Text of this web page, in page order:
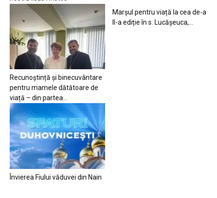
Recunoștință și binecuvântare
pentru mamele dătătoare de
viață – din partea...
Marșul pentru viață la cea de-a
II-a ediție în s. Lucășeuca,...
Învierea Fiului văduvei din Nain